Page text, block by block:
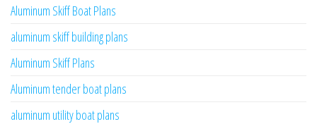
Aluminum Skiff Boat Plans
aluminum skiff building plans
Aluminum Skiff Plans
Aluminum tender boat plans
aluminum utility boat plans